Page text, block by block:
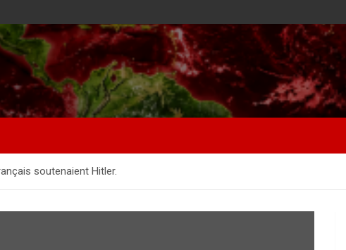
soutenaient Hitler.